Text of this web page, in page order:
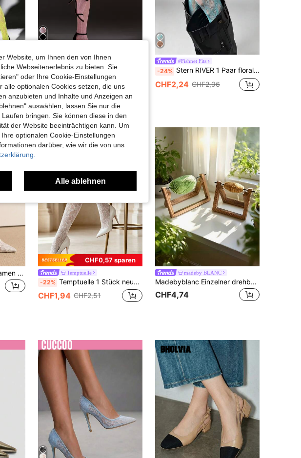
1 Stück sexy elastische enge Leggings für Damen, gelbes Sonnenblumenmuster Jacquard Cut Out Fischernetz Strumpfhose, Frühling/Sommer dünne Hot Girl Stil Strumpfhose, Party Zuhause Büro Mode vielseitig Halloween Outfit, Y2K Millennium Stil Strumpfhose
DazzleLegs
17 übrig
CHF3,03
Viele Stammkunden
#Fishnet Fits
-24% Stern RIVER 1 Paar florale Cut Out Spitzen-Fischernetz-Strumpfhosen Y2K Punk Retro einfarbige Strümpfe süßer cooler Stil Party Straße Alltag
CHF2,24 CHF2,96
2024 Neuankömmling Damen weiße High-Heels mit Spitzendetails, elegant, Damen Pumps, elegant, spitze Absätze, Hochzeitsoutfits
CHF0,57 sparen
Temptuelle
-22% Temptuelle 1 Stück neue vintage sexy Strümpfe, florales Jacquard weiße Strumpfhose, Cut Out Spitze Netzstrümpfe, Frühlings-/Sommer-Strumpfhose für Kleider, als Weihnachtsgeschenk
CHF1,94 CHF2,51
madeby BLANC
Madebyblanc Einzelner drehbarer Garnhalter, Holz Schreibtisch Organizer, perfekt für Strick- und Häkelaufbewahrung, platzsparend, Bastelzubehör, Geschenk für Bastler, Garnliebhaber, essenziell für Heimtextil-Organisation
CHF4,74
Website, um Ihnen den von Ihnen
Webseitenerlebnis zu bieten. Sie
oder Ihre Cookie-Einstellungen
alle optionalen Cookies setzen, die uns
anzubieten und Inhalte und Anzeigen an
auswählen, lassen Sie nur die
bringen. Sie können diese in den
der Website beeinträchtigen kann. Um
optionalen Cookie-Einstellungen
darüber, wie wir die von uns
Alle ablehnen